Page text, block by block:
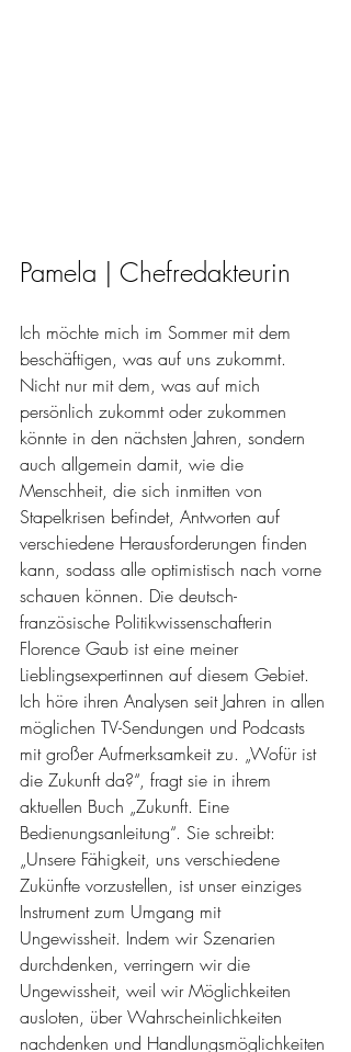
Pamela | Chefredakteurin
Ich möchte mich im Sommer mit dem
beschäftigen, was auf uns zukommt.
Nicht nur mit dem, was auf mich
persönlich zukommt oder zukommen
könnte in den nächsten Jahren, sondern
auch allgemein damit, wie die
Menschheit, die sich inmitten von
Stapelkrisen befindet, Antworten auf
verschiedene Herausforderungen finden
kann, sodass alle optimistisch nach vorne
schauen können. Die deutsch-
französische Politikwissenschafterin
Florence Gaub ist eine meiner
Lieblingsexpertinnen auf diesem Gebiet.
Ich höre ihren Analysen seit Jahren in allen
möglichen TV-Sendungen und Podcasts
mit großer Aufmerksamkeit zu. „Wofür ist
die Zukunft da?“, fragt sie in ihrem
aktuellen Buch „Zukunft. Eine
Bedienungsanleitung“. Sie schreibt:
„Unsere Fähigkeit, uns verschiedene
Zukünfte vorzustellen, ist unser einziges
Instrument zum Umgang mit
Ungewissheit. Indem wir Szenarien
durchdenken, verringern wir die
Ungewissheit, weil wir Möglichkeiten
ausloten, über Wahrscheinlichkeiten
nachdenken und Handlungsmöglichkeiten